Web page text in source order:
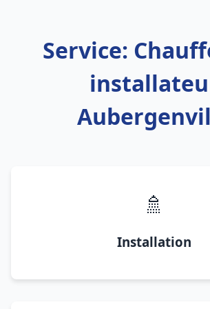
Service:
🚿
Installation